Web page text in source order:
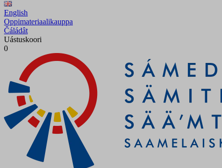
English
Oppimateriaalikauppa
Čáládât
Uástuskoori
0